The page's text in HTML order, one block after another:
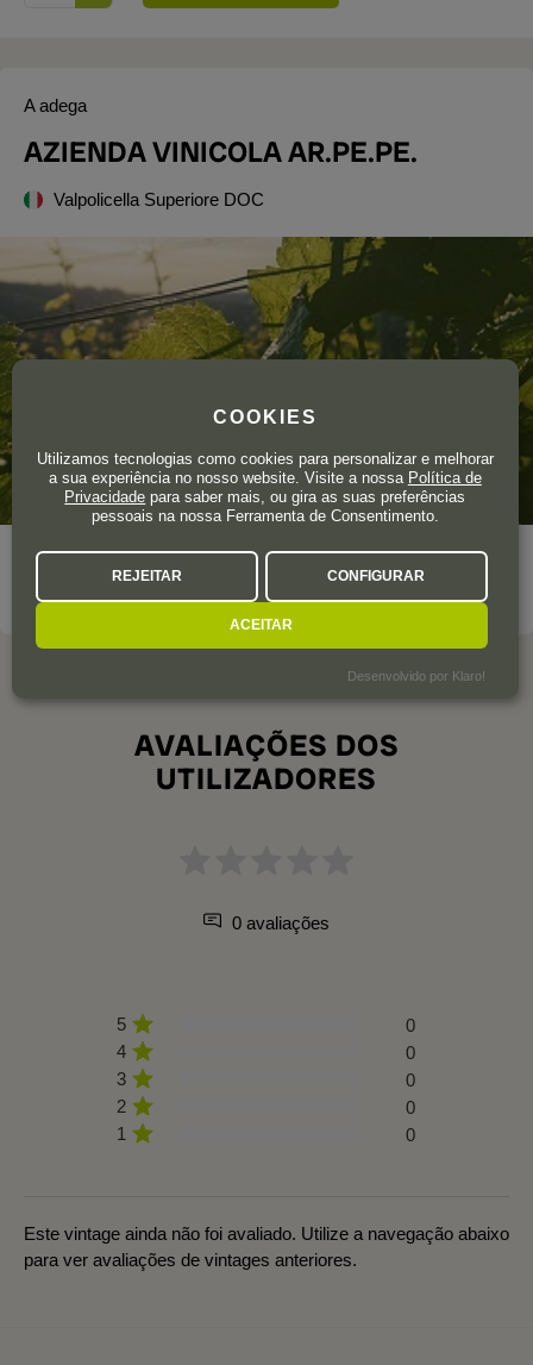
A adega
AZIENDA VINICOLA AR.PE.PE.
Valpolicella Superiore DOC
AVALIAÇÕES DOS
UTILIZADORES
0 avaliações
5
0
4
0
3
0
2
0
1
0
Este vintage ainda não foi avaliado. Utilize a navegação abaixo
para ver avaliações de vintages anteriores.
COOKIES
Utilizamos tecnologias como cookies para personalizar e melhorar
a sua experiência no nosso website. Visite a nossa Política de
Privacidade para saber mais, ou gira as suas preferências
pessoais na nossa Ferramenta de Consentimento.
REJEITAR CONFIGURAR
ACEITAR
Desenvolvido por Klaro!